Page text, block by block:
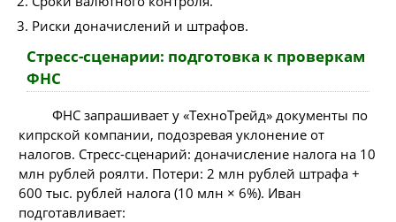
Риски доначислений и штрафов.
Стресс-сценарии: подготовка к проверкам
ФНС
ФНС запрашивает у «ТехноТрейд» документы по
кипрской компании, подозревая уклонение от
налогов. Стресс-сценарий: доначисление налога на 10
млн рублей роялти. Потери: 2 млн рублей штрафа +
600 тыс. рублей налога (10 млн × 6%). Иван
подготавливает: